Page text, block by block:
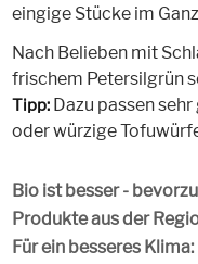
eingige Stücke im
Nach Belieben mit
frischem Petersilgrün
Tipp: Dazu passen
oder würzige
Bio ist besser -
Produkte aus der
Für ein besseres